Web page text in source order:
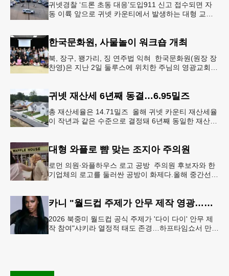
귀넷경찰 ‘드론 초동 대응’도입911 신고 접수되면 자
동 이륙 앞으로 귀넷 카운티에서 발생하는 대형 교통
한국문화원, 사물놀이 워크숍 개최
북, 장구, 꽹가리, 징 연주법 익혀 한국문화원(원장 장
찬영)은 지난 2일 둘루스에 위치한 주님의 영광교회에
귀넷 재산세 6년째 동결…6.95밀즈
총 재산세율은 14.71밀즈 올해 귀넷 카운티 재산세율
이 작년과 같은 수준으로 결정돼 6년째 동일한 재산세
대형 와플로 뺨 맞는 조지아 주의원
로먼 의원∙와플하우스 로고 공방 주의원 후보자와 한
기업체의 로고를 둘러싼 공방이 화제다.올해 중간선거
카니 "월드컵 주제가 안무 제작 영광…춤은 국경 없는 언어"
2026 북중미 월드컵 공식 주제가 '다이 다이' 안무 제
작 참여"샤키라 열정적 태도 존경…하프타임쇼서 만난